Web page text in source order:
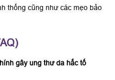
thống cũng như các mẹo bảo
gây ung thư da hắc tố